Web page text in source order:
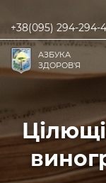
+38(095) 294-294-4
АЗБУКА
ЗДОРОВ'Я
Цілющі